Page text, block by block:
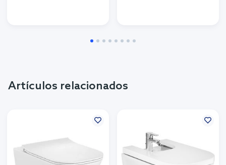
Artículos relacionados